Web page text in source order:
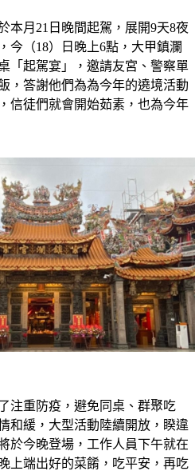
本月21日晚間起駕，展開9天8夜
今（18）日晚上6點，大甲鎮瀾
「起駕宴」，邀請友宮、警察單
，答謝他們為為今年的遶境活動
信徒們就會開始茹素，也為今年
注重防疫，避免同桌、群聚吃
和緩，大型活動陸續開放，睽違
於今晚登場，工作人員下午就在